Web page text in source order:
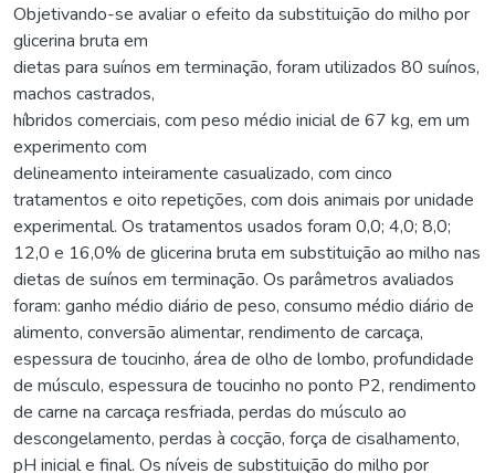
Objetivando-se avaliar o efeito da substituição do milho por
glicerina bruta em
dietas para suínos em terminação, foram utilizados 80 suínos,
machos castrados,
híbridos comerciais, com peso médio inicial de 67 kg, em um
experimento com
delineamento inteiramente casualizado, com cinco
tratamentos e oito repetições, com dois animais por unidade
experimental. Os tratamentos usados foram 0,0; 4,0; 8,0;
12,0 e 16,0% de glicerina bruta em substituição ao milho nas
dietas de suínos em terminação. Os parâmetros avaliados
foram: ganho médio diário de peso, consumo médio diário de
alimento, conversão alimentar, rendimento de carcaça,
espessura de toucinho, área de olho de lombo, profundidade
de músculo, espessura de toucinho no ponto P2, rendimento
de carne na carcaça resfriada, perdas do músculo ao
descongelamento, perdas à cocção, força de cisalhamento,
pH inicial e final. Os níveis de substituição do milho por